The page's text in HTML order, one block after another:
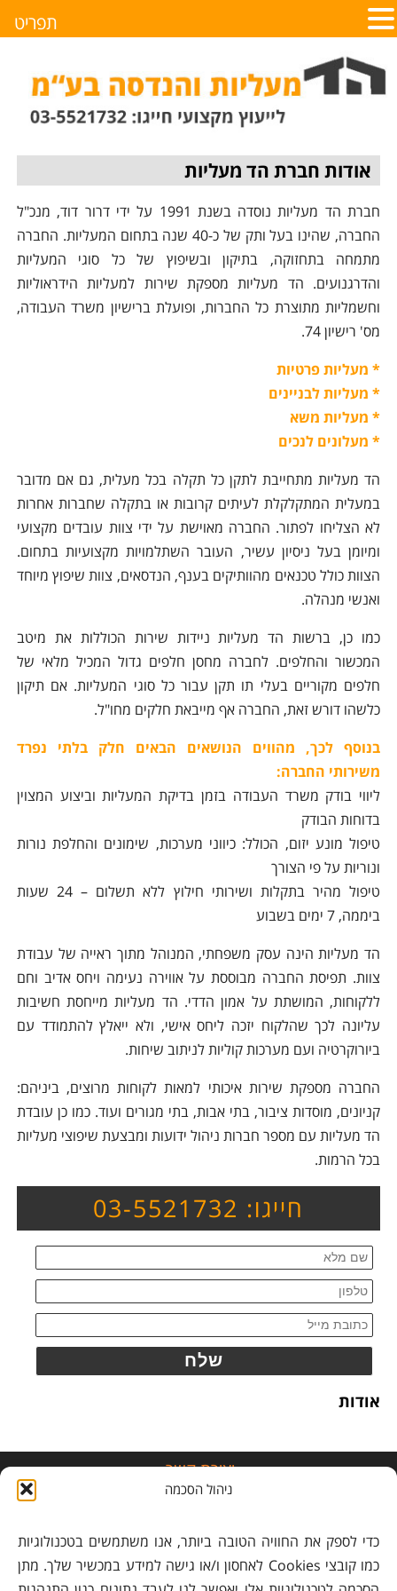
ניהול הסכמה
כדי לספק את החוויה הטובה ביותר, אנו משתמשים בטכנולוגיות
כמו קובצי Cookies לאחסון ו/או גישה למידע במכשיר שלך. מתן
אודות חברת הד מעליות
חברת הד מעליות נוסדה בשנת 1991 על ידי דרור דוד, מנכ"ל
החברה, שהינו בעל ותק של כ-40 שנה בתחום המעליות. החברה
מתמחה בתחזוקה, בתיקון ובשיפוץ של כל סוגי המעליות
והדרגנועים. הד מעליות מספקת שירות למעליות הידראוליות
וחשמליות מתוצרת כל החברות, ופועלת ברישיון משרד העבודה,
מס' רישיון 74.
* מעליות פרטיות
* מעליות לבניינים
* מעליות משא
* מעלונים לנכים
הד מעליות מתחייבת לתקן כל תקלה בכל מעלית, גם אם מדובר
במעלית המתקלקלת לעיתים קרובות או בתקלה שחברות אחרות
לא הצליחו לפתור. החברה מאוישת על ידי צוות עובדים מקצועי
ומיומן בעל ניסיון עשיר, העובר השתלמויות מקצועיות בתחום.
הצוות כולל טכנאים מהוותיקים בענף, הנדסאים, צוות שיפוץ מיוחד
ואנשי מנהלה.
כמו כן, ברשות הד מעליות ניידות שירות הכוללות את מיטב
המכשור והחלפים. לחברה מחסן חלפים גדול המכיל מלאי של
חלפים מקוריים בעלי תו תקן עבור כל סוגי המעליות. אם תיקון
כלשהו דורש זאת, החברה אף מייבאת חלקים מחו"ל.
בנוסף לכך, מהווים הנושאים הבאים חלק בלתי נפרד
משירותי החברה:
ליווי בודק משרד העבודה בזמן בדיקת המעליות וביצוע המצוין
בדוחות הבודק
טיפול מונע יזום, הכולל: כיווני מערכות, שימונים והחלפת נורות
ונוריות על פי הצורך
טיפול מהיר בתקלות ושירותי חילוץ ללא תשלום – 24 שעות
ביממה, 7 ימים בשבוע
הד מעליות הינה עסק משפחתי, המנוהל מתוך ראייה של עבודת
צוות. תפיסת החברה מבוססת על אווירה נעימה ויחס אדיב וחם
ללקוחות, המושתת על אמון הדדי. הד מעליות מייחסת חשיבות
עליונה לכך שהלקוח יזכה ליחס אישי, ולא ייאלץ להתמודד עם
ביורוקרטיה ועם מערכות קוליות לניתוב שיחות.
החברה מספקת שירות איכותי למאות לקוחות מרוצים, ביניהם:
קניונים, מוסדות ציבור, בתי אבות, בתי מגורים ועוד. כמו כן עובדת
הד מעליות עם מספר חברות ניהול ידועות ומבצעת שיפוצי מעליות
בכל הרמות.
חייגו: 03-5521732
אודות
יצירת קשר
נייד:050-8228899לתיאום פגישות בלבד
כתובת: רח' הגר"א 30, חולון
תפריט